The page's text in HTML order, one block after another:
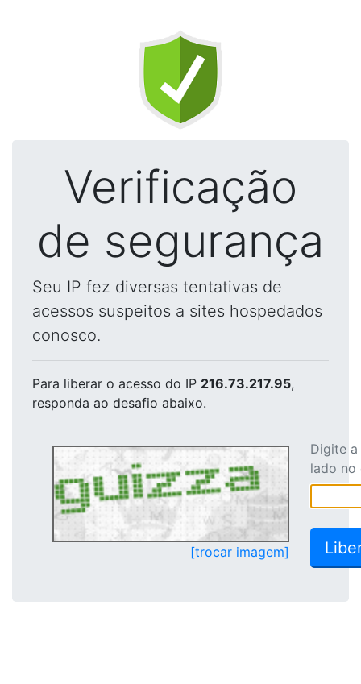
Verificação
de segurança
Seu IP fez diversas tentativas de
acessos suspeitos a sites hospedados
conosco.
Para liberar o acesso do IP 216.73.217.95,
responda ao desafio abaixo.
[trocar imagem]
Digite
lado no